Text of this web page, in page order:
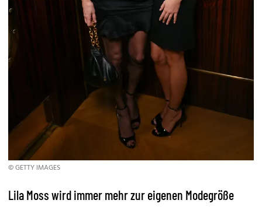
© GETTY IMAGES
Lila Moss wird immer mehr zur eigenen Modegröße